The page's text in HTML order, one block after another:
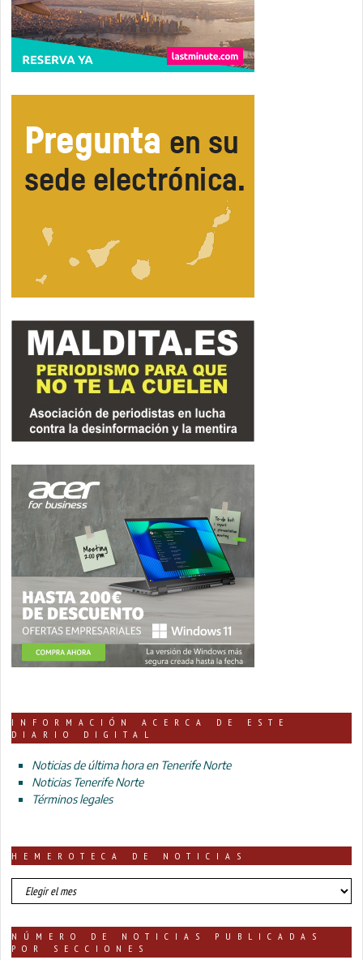
INFORMACIÓN ACERCA DE ESTE
DIARIO DIGITAL
Noticias de última hora en Tenerife Norte
Noticias Tenerife Norte
Términos legales
HEMEROTECA DE NOTICIAS
HEMEROTECA
DE
NÚMERO DE NOTICIAS PUBLICADAS
POR SECCIONES